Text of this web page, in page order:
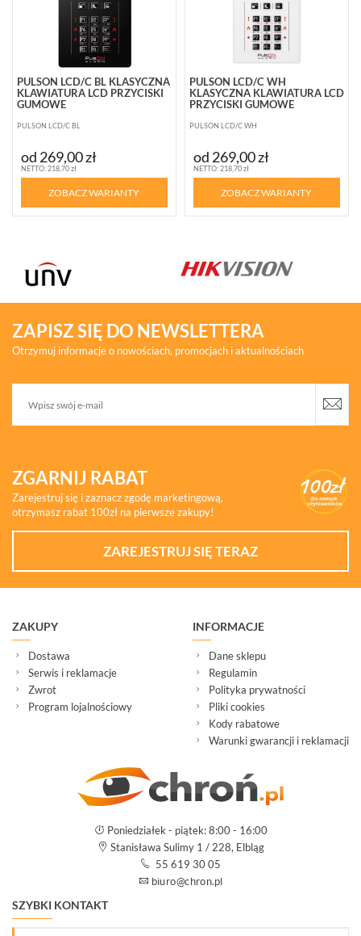
PULSON LCD/C BL KLASYCZNA
KLAWIATURA LCD PRZYCISKI
GUMOWE
PULSON LCD/C BL
od 269,00 zł
NETTO: 218,70 zł
ZOBACZ WARIANTY
PULSON LCD/C WH
KLASYCZNA KLAWIATURA LCD
PRZYCISKI GUMOWE
PULSON LCD/C WH
od 269,00 zł
NETTO: 218,70 zł
ZOBACZ WARIANTY
ZAPISZ SIĘ DO NEWSLETTERA
Otrzymuj informacje o nowościach, promocjach i aktualnościach
ZGARNIJ RABAT
Zarejestruj się i zaznacz zgodę marketingową,
otrzymasz rabat 100zł na pierwsze zakupy!
ZAREJESTRUJ SIĘ TERAZ
ZAKUPY
Dostawa
Serwis i reklamacje
Zwrot
Program lojalnościowy
INFORMACJE
Dane sklepu
Regulamin
Polityka prywatności
Pliki cookies
Kody rabatowe
Warunki gwarancji i reklamacji
Poniedziałek - piątek: 8:00 - 16:00
Stanisława Sulimy 1 / 228, Elbląg
55 619 30 05
SZYBKI KONTAKT